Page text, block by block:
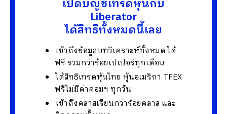
เปิดบัญชีเทรดหุ้นกับ
Liberator
ได้สิทธิทั้งหมดนี้เลย
เข้าถึงข้อมูลบทวิเคราะห์ทั้งหมด ได้
ฟรี รวมกว่าร้อยเปเปอร์ทุกเดือน
ได้สิทธิเทรดหุ้นไทย หุ้นอเมริกา TFEX
ฟรีไม่มีค่าคอมฯ ทุกวัน
เข้าถึงคลาสเรียนกว่าร้อยคลาส และ